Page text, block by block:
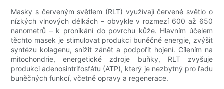
Masky s červeným světlem (RLT) využívají červené světlo o
nízkých vlnových délkách – obvykle v rozmezí 600 až 650
nanometrů – k pronikání do povrchu kůže. Hlavním účelem
těchto masek je stimulovat produkci buněčné energie, zvýšit
syntézu kolagenu, snížit zánět a podpořit hojení. Cílením na
mitochondrie, energetické zdroje buňky, RLT zvyšuje
produkci adenosintrifosfátu (ATP), který je nezbytný pro řadu
buněčných funkcí, včetně opravy a regenerace.